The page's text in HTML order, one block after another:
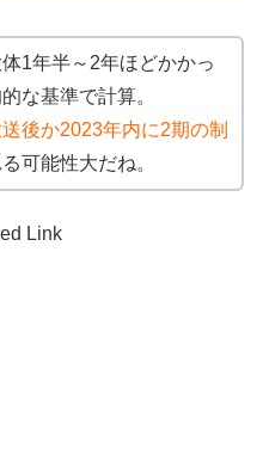
1年半～2年ほどかかっ
な基準で計算。
後か2023年内に2期の制
可能性大だね。
Link